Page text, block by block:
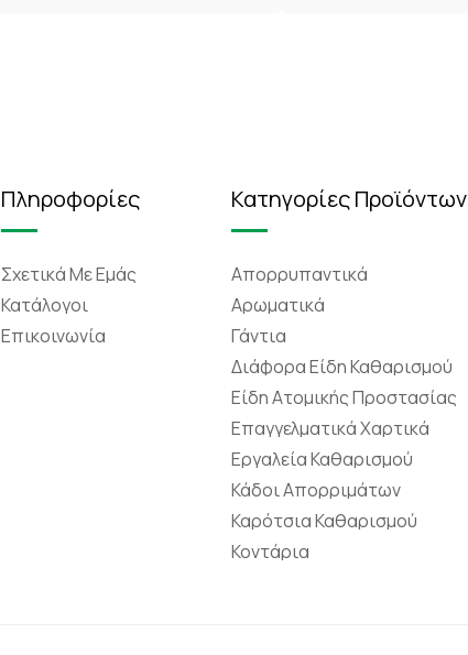
Πληροφορίες
Σχετικά Mε Eμάς
Κατάλογοι
Επικοινωνία
Κατηγορίες Προϊόντων
Απορρυπαντικά
Αρωματικά
Γάντια
Διάφορα Είδη Καθαρισμού
Είδη Ατομικής Προστασίας
Επαγγελματικά Χαρτικά
Εργαλεία Καθαρισμού
Κάδοι Απορριμάτων
Καρότσια Καθαρισμού
Κοντάρια